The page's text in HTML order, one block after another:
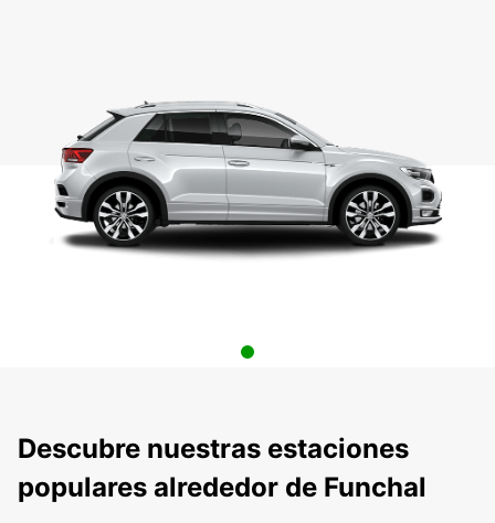
Descubre nuestras estaciones
populares alrededor de Funchal